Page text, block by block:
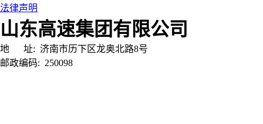
法律声明
山东高速集团有限公司
地 址: 济南市历下区龙奥北路8号
邮政编码: 250098